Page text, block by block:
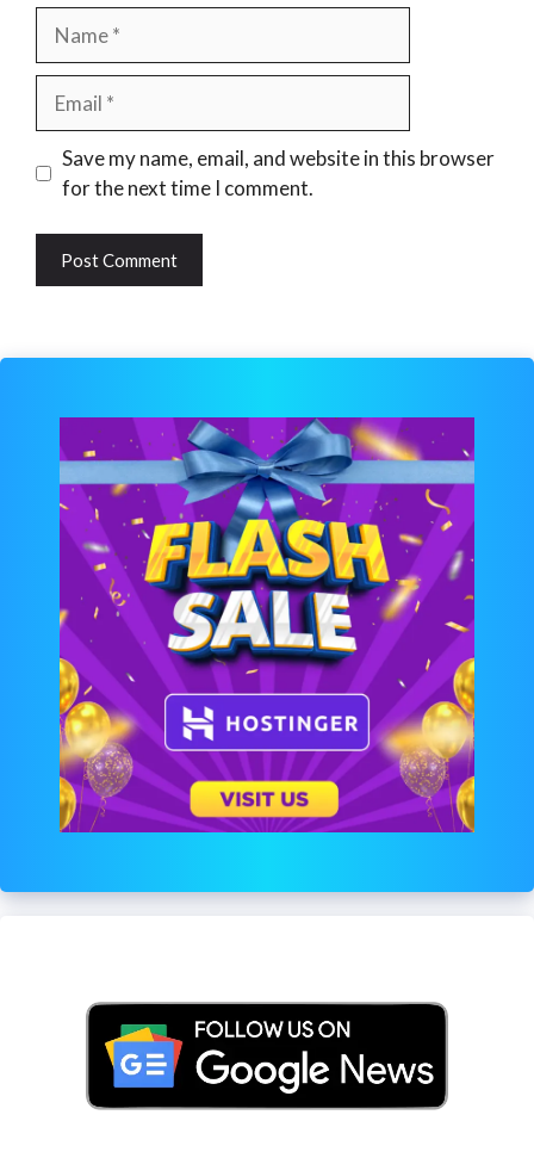
Website
Save my name, email, and website in this browser
for the next time I comment.